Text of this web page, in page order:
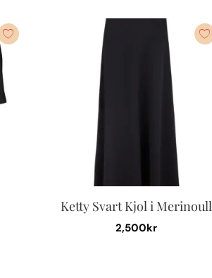
Ketty Svart Kjol i Merinoull
2,500kr